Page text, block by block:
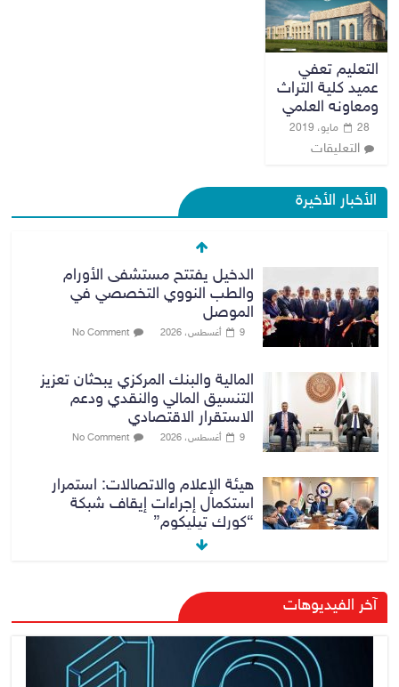
التعليم تعفي
عميد كلية التراث
ومعاونه العلمي
28 مايو، 2019
التعليقات
الأخبار الأخيرة
الدخيل يفتتح مستشفى الأورام
والطب النووي التخصصي في
الموصل
9 أغسطس، 2026 No Comment
المالية والبنك المركزي يبحثان تعزيز
التنسيق المالي والنقدي ودعم
الاستقرار الاقتصادي
9 أغسطس، 2026 No Comment
هيئة الإعلام والاتصالات: استمرار
استكمال إجراءات إيقاف شبكة
“كورك تيليكوم”
مرور أربيل تعلن تفاصيل ورسوم
تظليل زجاج السيارات
آخر الفيديوهات